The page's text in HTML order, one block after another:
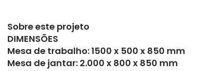
Sobre este projeto
DIMENSÕES
Mesa de trabalho: 1500 x 500 x 850 mm
Mesa de jantar: 2.000 x 800 x 850 mm​